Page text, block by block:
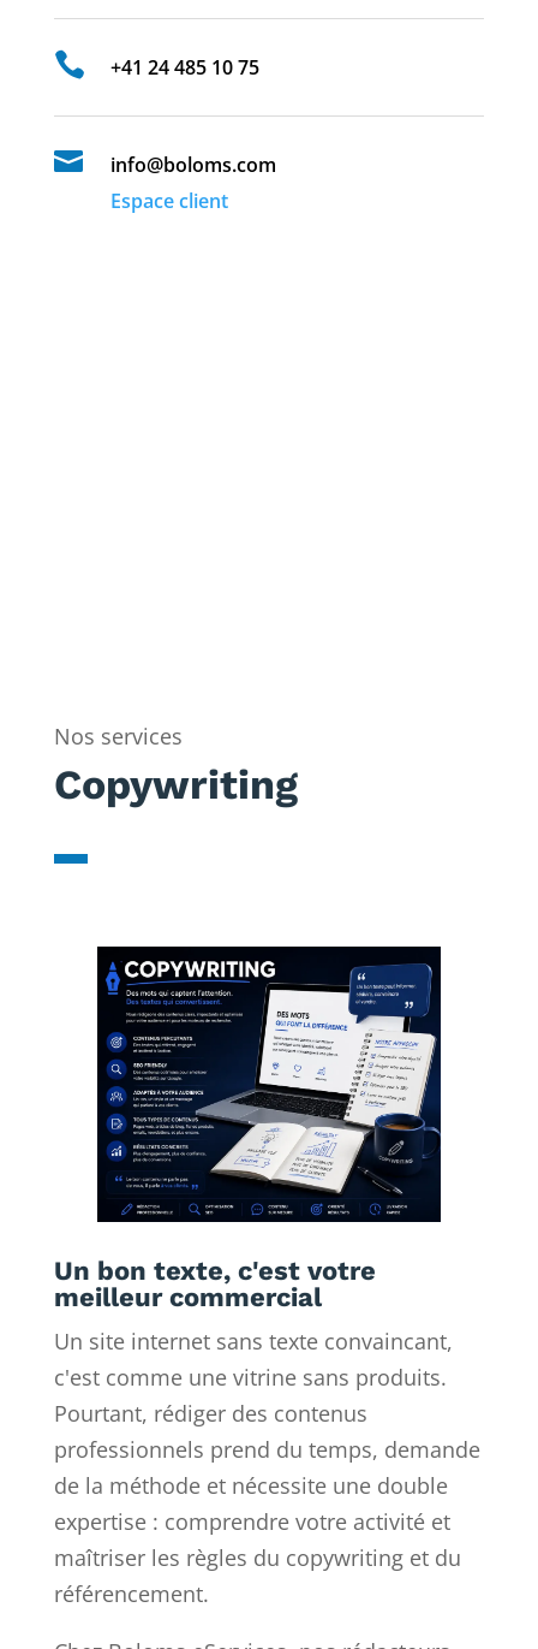
 +41 24 485 10 75

info@boloms.com
Espace client
Nos services
Copywriting
Un bon texte, c'est votre
meilleur commercial
Un site internet sans texte convaincant,
c'est comme une vitrine sans produits.
Pourtant, rédiger des contenus
professionnels prend du temps, demande
de la méthode et nécessite une double
expertise : comprendre votre activité et
maîtriser les règles du copywriting et du
référencement.